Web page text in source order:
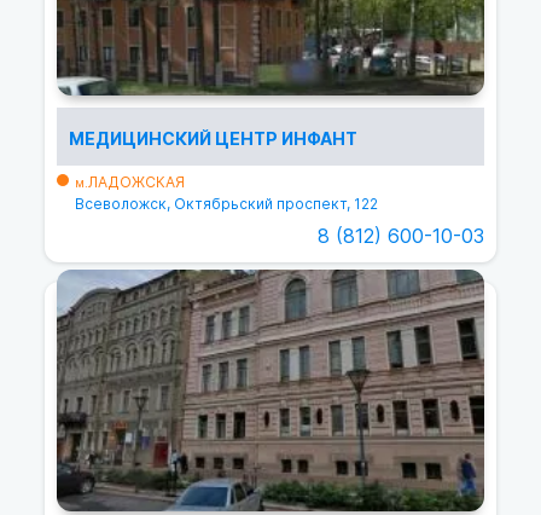
МЕДИЦИНСКИЙ ЦЕНТР ИНФАНТ
м.ЛАДОЖСКАЯ
Всеволожск, Октябрьский проспект, 122
8 (812) 600-10-03